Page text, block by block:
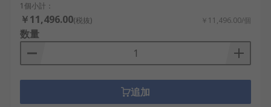
1個小計：
￥11,496.00(税抜) ￥11,496.00/個
数量
追加